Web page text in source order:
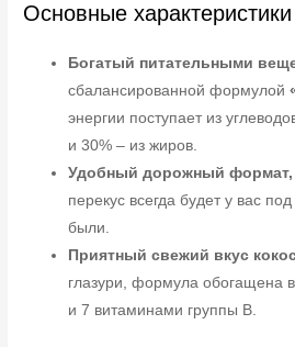
Основные характеристики
Богатый питательными
сбалансированной формулой
энергии поступает из
и 30% – из жиров.
Удобный дорожный формат,
перекус всегда будет у вас
были.
Приятный свежий вкус
глазури, формула обогащена
и 7 витаминами группы B.